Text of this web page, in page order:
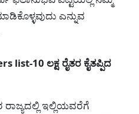
ಎನ್ನುವ
10 ಲಕ್ಷ ರೈತರ ಕೈತಪ್ಪಿದ
ಇಲ್ಲಿಯವರೆಗೆ